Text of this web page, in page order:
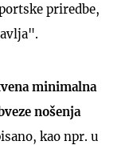
priredbe,
minimalna
nošenja
kao npr. u